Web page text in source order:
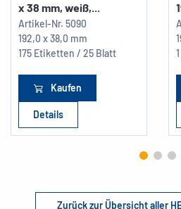
x 38 mm, weiß,...
Artikel-Nr. 5090
192,0 x 38,0 mm
175 Etiketten / 25 Blatt
Kaufen
Details
Zurück zur Übersicht aller